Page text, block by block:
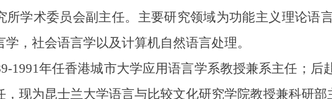
所学术委员会副主任。主要研究领域为功能主义理论语
学，社会语言学以及计算机自然语言处理。
年任香港城市大学应用语言学系教授兼系主任；后
，现为昆士兰大学语言与比较文化研究学院教授兼科研部